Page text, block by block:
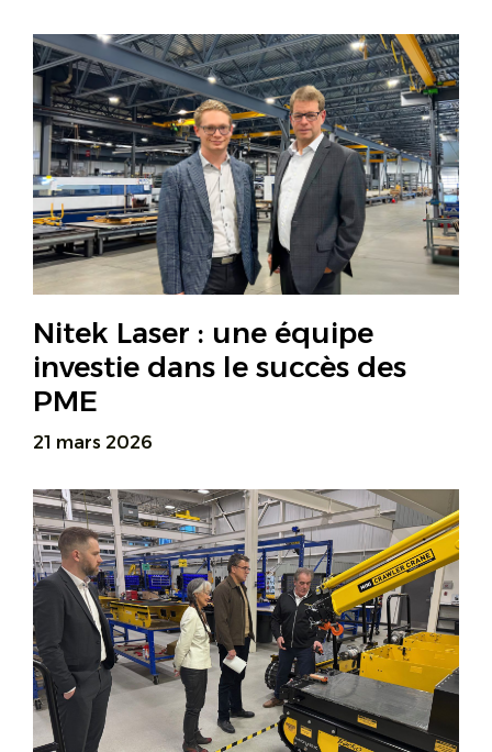
Nitek Laser : une équipe
investie dans le succès des
PME
21 mars 2026